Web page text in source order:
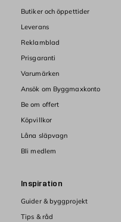
Butiker och öppettider
Leverans
Reklamblad
Prisgaranti
Varumärken
Ansök om Byggmaxkonto
Be om offert
Köpvillkor
Låna släpvagn
Bli medlem
Inspiration
Guider & byggprojekt
Tips & råd